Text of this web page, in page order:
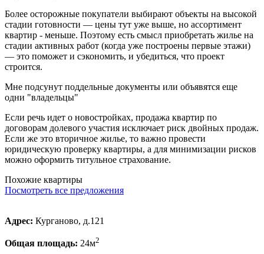
Более осторожные покупатели выбирают объекты на высокой
стадии готовности — цены тут уже выше, но ассортимент
квартир - меньше. Поэтому есть смысл приобретать жилье на
стадии активных работ (когда уже построены первые этажи)
— это поможет и сэкономить, и убедиться, что проект
строится.
Мне подсунут поддельные документы или объявятся еще
одни "владельцы"
Если речь идет о новостройках, продажа квартир по
договорам долевого участия исключает риск двойных продаж.
Если же это вторичное жилье, то важно провести
юридическую проверку квартиры, а для минимизации рисков
можно оформить титульное страхование.
Похожие квартиры
Посмотреть все предложения
Адрес: Курганово, д.121
Общая площадь: 24м2